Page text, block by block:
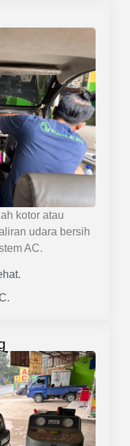
kotor atau
udara bersih
AC.